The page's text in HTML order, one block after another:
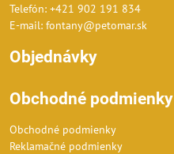
Telefón: +421 902 191 834
E-mail: fontany@petomar.sk
Objednávky
Obchodné podmienky
Obchodné podmienky
Reklamačné podmienky